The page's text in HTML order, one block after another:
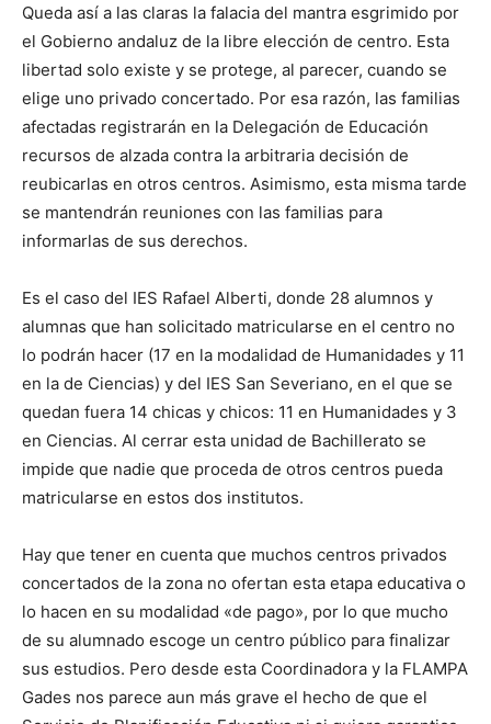
Queda así a las claras la falacia del mantra esgrimido por
el Gobierno andaluz de la libre elección de centro. Esta
libertad solo existe y se protege, al parecer, cuando se
elige uno privado concertado. Por esa razón, las familias
afectadas registrarán en la Delegación de Educación
recursos de alzada contra la arbitraria decisión de
reubicarlas en otros centros. Asimismo, esta misma tarde
se mantendrán reuniones con las familias para
informarlas de sus derechos.
Es el caso del IES Rafael Alberti, donde 28 alumnos y
alumnas que han solicitado matricularse en el centro no
lo podrán hacer (17 en la modalidad de Humanidades y 11
en la de Ciencias) y del IES San Severiano, en el que se
quedan fuera 14 chicas y chicos: 11 en Humanidades y 3
en Ciencias. Al cerrar esta unidad de Bachillerato se
impide que nadie que proceda de otros centros pueda
matricularse en estos dos institutos.
Hay que tener en cuenta que muchos centros privados
concertados de la zona no ofertan esta etapa educativa o
lo hacen en su modalidad «de pago», por lo que mucho
de su alumnado escoge un centro público para finalizar
sus estudios. Pero desde esta Coordinadora y la FLAMPA
Gades nos parece aun más grave el hecho de que el